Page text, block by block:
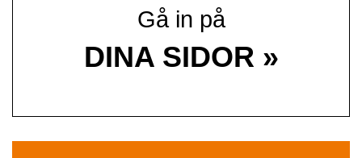
Gå in på
DINA SIDOR »